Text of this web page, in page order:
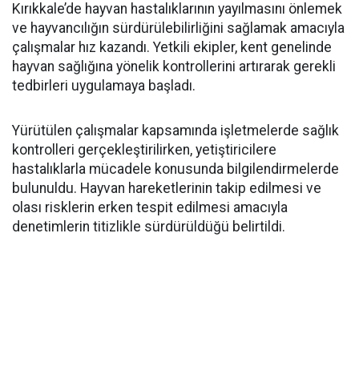
Kırıkkale’de hayvan hastalıklarının yayılmasını önlemek
ve hayvancılığın sürdürülebilirliğini sağlamak amacıyla
çalışmalar hız kazandı. Yetkili ekipler, kent genelinde
hayvan sağlığına yönelik kontrollerini artırarak gerekli
tedbirleri uygulamaya başladı.
Yürütülen çalışmalar kapsamında işletmelerde sağlık
kontrolleri gerçekleştirilirken, yetiştiricilere
hastalıklarla mücadele konusunda bilgilendirmelerde
bulunuldu. Hayvan hareketlerinin takip edilmesi ve
olası risklerin erken tespit edilmesi amacıyla
denetimlerin titizlikle sürdürüldüğü belirtildi.